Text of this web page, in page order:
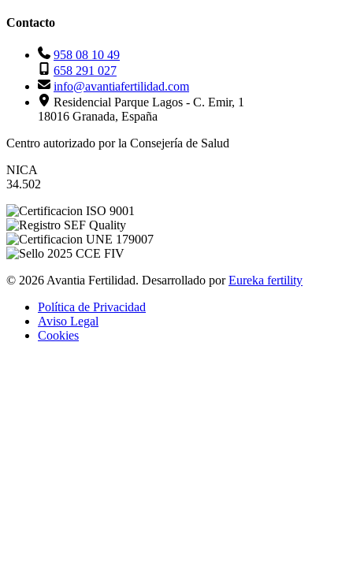
Contacto
958 08 10 49
658 291 027
info@avantiafertilidad.com
Residencial Parque Lagos - C. Emir, 1
18016 Granada, España
Centro autorizado por la Consejería de Salud
NICA
34.502
© 2026 Avantia Fertilidad. Desarrollado porEureka fertility
Política de Privacidad
Aviso Legal
Cookies